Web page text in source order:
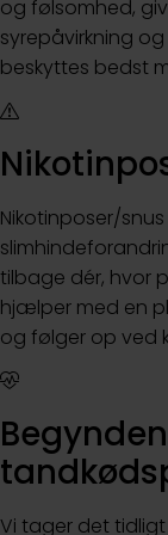
og følsomhed,
syrepåvirkning
beskyttes bedst
Nikotinposer/
tilbage dér, hvor
hjælper med en
og følger op ved
Vi tager det